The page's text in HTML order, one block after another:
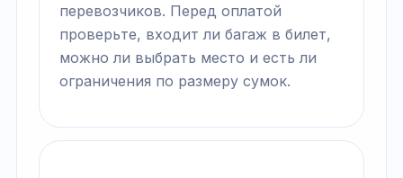
перевозчиков. Перед оплатой
проверьте, входит ли багаж в билет,
можно ли выбрать место и есть ли
ограничения по размеру сумок.